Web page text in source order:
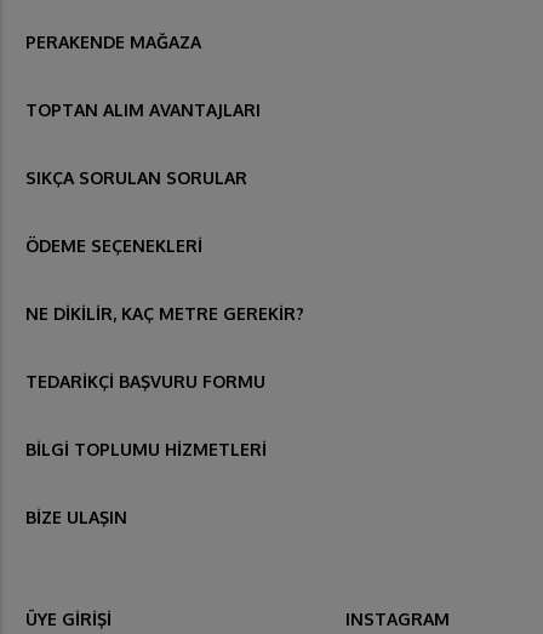
PERAKENDE MAĞAZA
TOPTAN ALIM AVANTAJLARI
SIKÇA SORULAN SORULAR
ÖDEME SEÇENEKLERİ
NE DİKİLİR, KAÇ METRE GEREKİR?
TEDARİKÇİ BAŞVURU FORMU
BİLGİ TOPLUMU HİZMETLERİ
BİZE ULAŞIN
ÜYE GİRİŞİ INSTAGRAM